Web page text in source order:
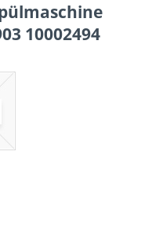
10002494